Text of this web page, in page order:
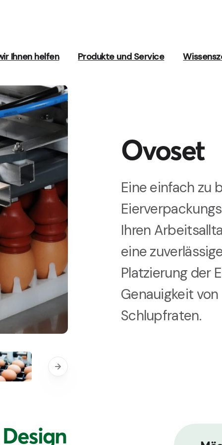
Ihnen helfen Produkte und Service
Ovoset
Eine einfach zu
Ihren
eine
Platzierung der
Genauigkeit
Schlupfraten.